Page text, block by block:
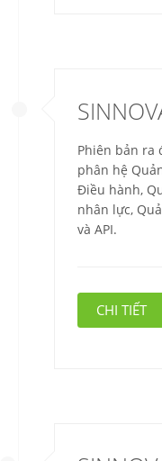
Phiên bản ra
phân hệ
Điều hành,
nhân lực,
và API.
CHI TIẾT